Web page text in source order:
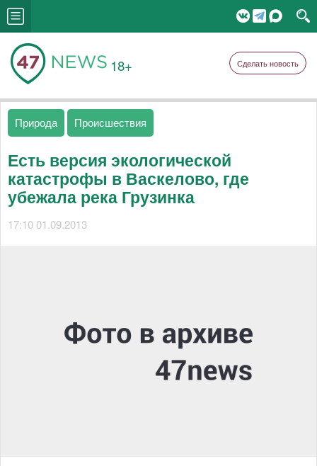
18+ Сделать новость
Природа Происшествия
Есть версия экологической
катастрофы в Васкелово, где
убежала река Грузинка
17:10 01.09.2013